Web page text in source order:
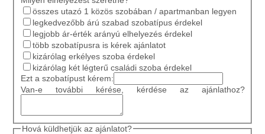
összes utazó 1 közös szobában / apartmanban legyen
legkedvezőbb árú szabad szobatípus érdekel
legjobb ár-érték arányú elhelyezés érdekel
több szobatípusra is kérek ajánlatot
kizárólag erkélyes szoba érdekel
kizárólag két légterű családi szoba érdekel
Ezt a szobatípust kérem:
Van-e további kérése, kérdése az ajánlathoz?
Hová küldhetjük az ajánlatot?